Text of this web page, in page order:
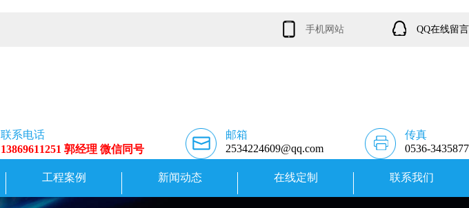
手机网站 QQ在线留言
联系电话
13869611251 郭经理 微信同号
邮箱
2534224609@qq.com
传真
0536-3435877
工程案例 新闻动态 在线定制 联系我们